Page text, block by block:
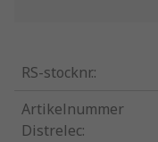
RS-stocknr.:
Artikelnummer
Distrelec: